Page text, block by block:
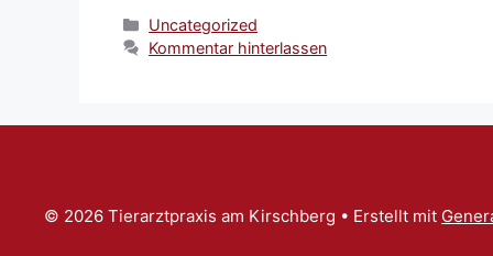
Kategorien
Uncategorized
Kommentar hinterlassen
© 2026 Tierarztpraxis am Kirschberg • Erstellt mit